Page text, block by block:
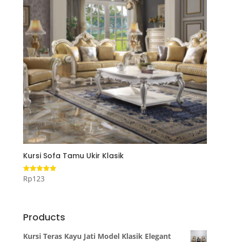
Kursi Sofa Tamu Ukir Klasik
Dinilai
5.00
Rp123
Products
Kursi Teras Kayu Jati Model Klasik Elegant